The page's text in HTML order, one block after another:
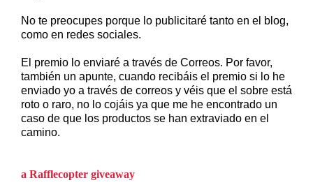
No te preocupes porque lo publicitaré tanto en el blog,
como en redes sociales.
El premio lo enviaré a través de Correos. Por favor,
también un apunte, cuando recibáis el premio si lo he
enviado yo a través de correos y véis que el sobre está
roto o raro, no lo cojáis ya que me he encontrado un
caso de que los productos se han extraviado en el
camino.
a Rafflecopter giveaway